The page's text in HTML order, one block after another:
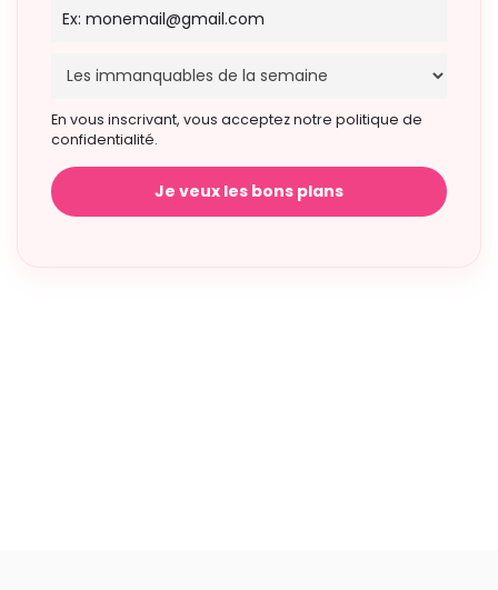
En vous inscrivant, vous acceptez notre politique de
confidentialité.